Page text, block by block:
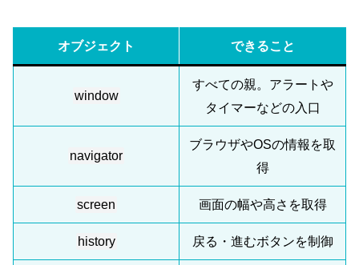
オブジェクト できること
window
すべての親。アラートや
タイマーなどの入口
navigator
ブラウザやOSの情報を取
得
screen 画面の幅や高さを取得
history 戻る・進むボタンを制御